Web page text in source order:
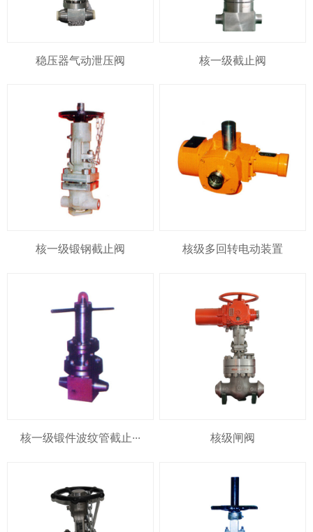
稳压器气动泄压阀 核一级截止阀
核一级锻钢截止阀 核级多回转电动装置
核一级锻件波纹管截止··· 核级闸阀